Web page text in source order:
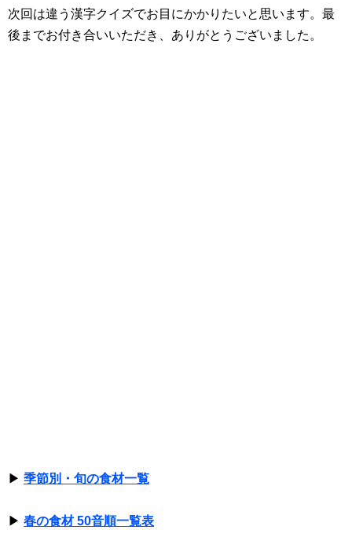
次回は違う漢字クイズでお目にかかりたいと思います。最
後までお付き合いいただき、ありがとうございました。
▶ 季節別・旬の食材一覧
▶ 春の食材 50音順一覧表